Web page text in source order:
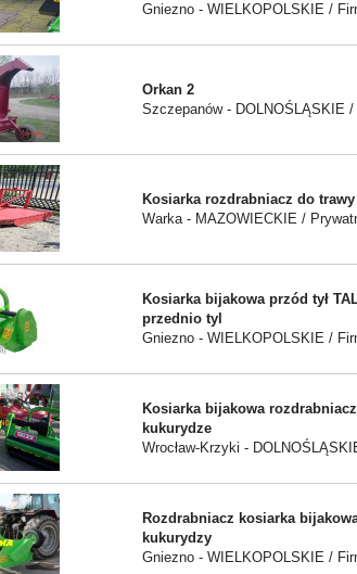
Gniezno - WIELKOPOLSKIE /
Orkan 2
Szczepanów - DOLNOŚLĄSKIE
Kosiarka rozdrabniacz do trawy
Warka - MAZOWIECKIE /
Kosiarka bijakowa przód tył
przednio tyl
Gniezno - WIELKOPOLSKIE /
Kosiarka bijakowa
kukurydze
Wrocław-Krzyki -
Rozdrabniacz kosiarka
kukurydzy
Gniezno - WIELKOPOLSKIE /